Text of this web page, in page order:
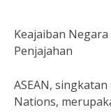
Keajaiban
Penjajahan
ASEAN,
Nations,